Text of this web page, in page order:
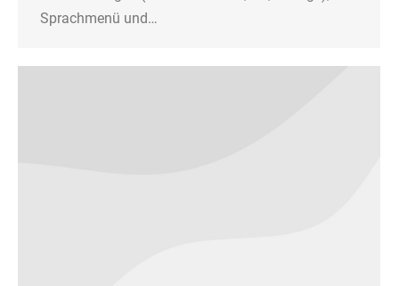
Sprachmenü und…